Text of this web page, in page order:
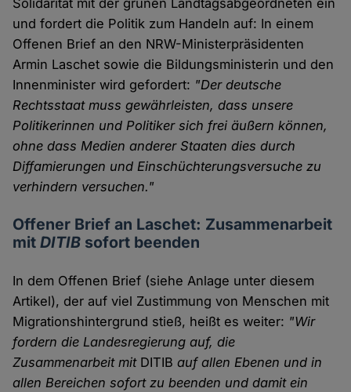
Solidarität mit der grünen Landtagsabgeordneten ein
und fordert die Politik zum Handeln auf: In einem
Offenen Brief an den NRW-Ministerpräsidenten
Armin Laschet sowie die Bildungsministerin und den
Innenminister wird gefordert: "Der deutsche
Rechtsstaat muss gewährleisten, dass unsere
Politikerinnen und Politiker sich frei äußern können,
ohne dass Medien anderer Staaten dies durch
Diffamierungen und Einschüchterungsversuche zu
verhindern versuchen."
Offener Brief an Laschet: Zusammenarbeit
mitDITIB sofort beenden
In dem Offenen Brief (siehe Anlage unter diesem
Artikel), der auf viel Zustimmung von Menschen mit
Migrationshintergrund stieß, heißt es weiter: "Wir
fordern die Landesregierung auf, die
Zusammenarbeit mit DITIB auf allen Ebenen und in
allen Bereichen sofort zu beenden und damit ein